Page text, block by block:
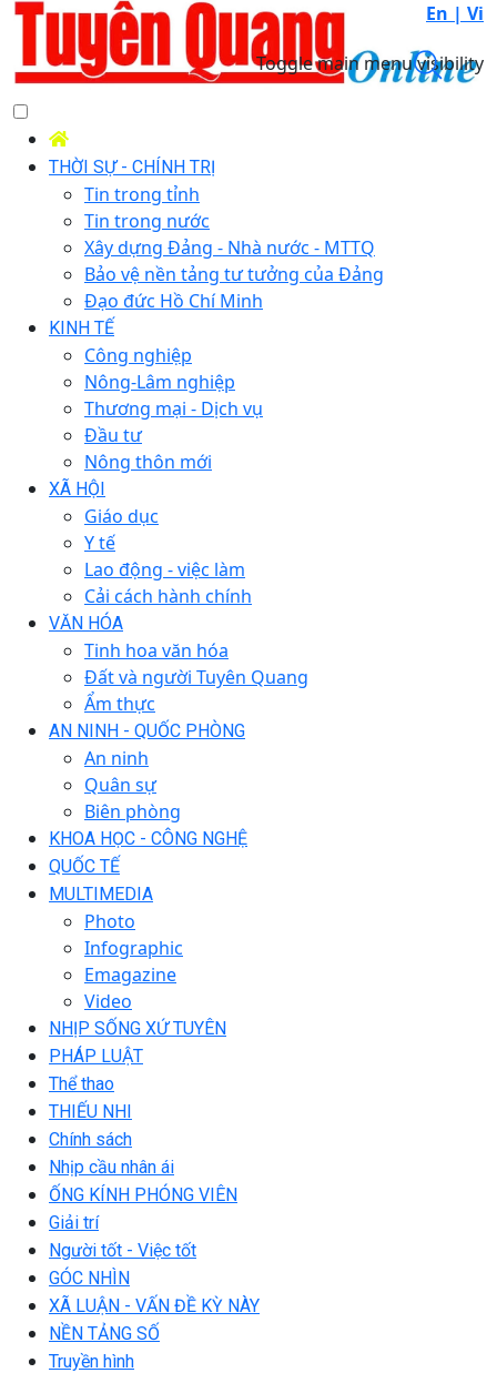
En | Vi
Toggle main menu visibility
THỜI SỰ - CHÍNH TRỊ
Tin trong tỉnh
Tin trong nước
Xây dựng Đảng - Nhà nước - MTTQ
Bảo vệ nền tảng tư tưởng của Đảng
Đạo đức Hồ Chí Minh
KINH TẾ
Công nghiệp
Nông-Lâm nghiệp
Thương mại - Dịch vụ
Đầu tư
Nông thôn mới
XÃ HỘI
Giáo dục
Y tế
Lao động - việc làm
Cải cách hành chính
VĂN HÓA
Tinh hoa văn hóa
Đất và người Tuyên Quang
Ẩm thực
AN NINH - QUỐC PHÒNG
An ninh
Quân sự
Biên phòng
KHOA HỌC - CÔNG NGHỆ
QUỐC TẾ
MULTIMEDIA
Photo
Infographic
Emagazine
Video
NHỊP SỐNG XỨ TUYÊN
PHÁP LUẬT
Thể thao
THIẾU NHI
Chính sách
Nhịp cầu nhân ái
ỐNG KÍNH PHÓNG VIÊN
Giải trí
Người tốt - Việc tốt
GÓC NHÌN
XÃ LUẬN - VẤN ĐỀ KỲ NÀY
NỀN TẢNG SỐ
Truyền hình